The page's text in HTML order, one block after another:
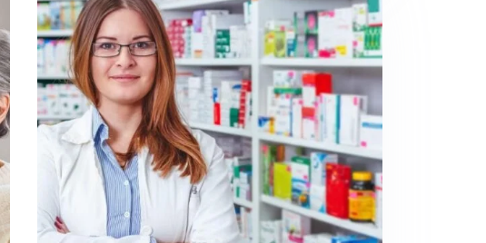
Se
Inscrever
em
2025